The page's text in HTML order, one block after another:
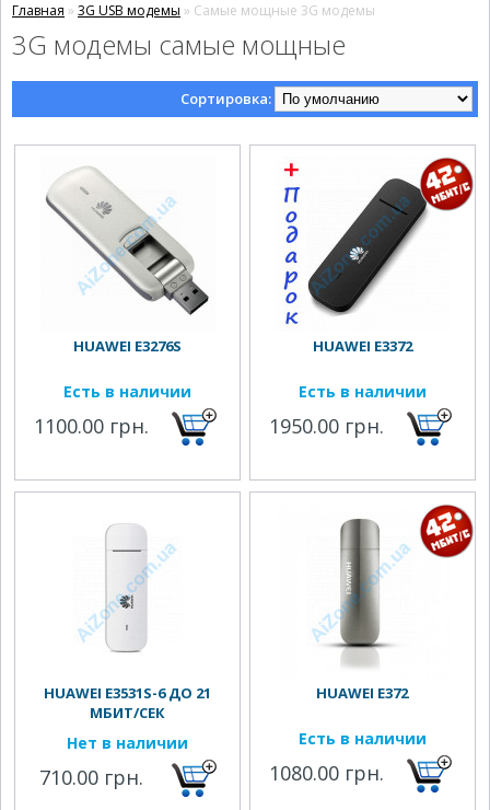
Главная » 3G USB модемы » Самые мощные 3G модемы
3G модемы самые мощные
Сортировка:
HUAWEI E3276S
Есть в наличии
1100.00 грн.
HUAWEI E3372
Есть в наличии
1950.00 грн.
HUAWEI E3531S-6 ДО 21
МБИТ/СЕК
Нет в наличии
710.00 грн.
HUAWEI E372
Есть в наличии
1080.00 грн.